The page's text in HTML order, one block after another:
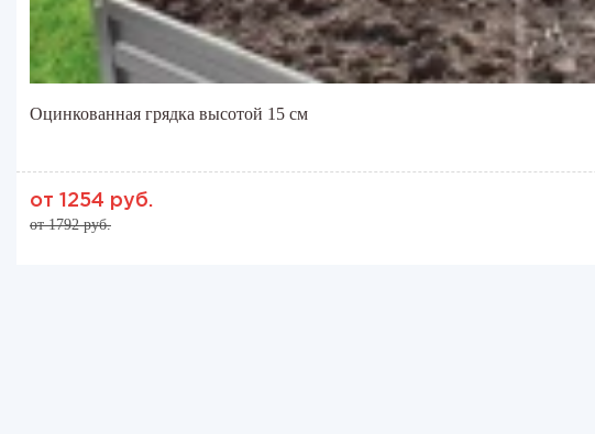
Оцинкованная грядка высотой 15 см
от 1254 руб.
от 1792 руб.